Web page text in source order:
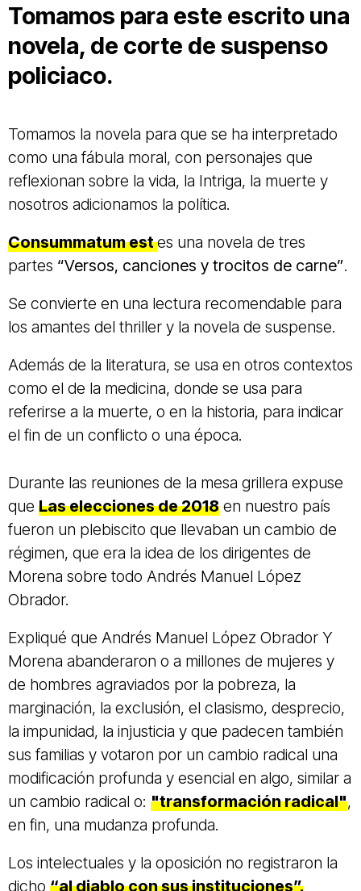
Tomamos para este escrito una
novela, de corte de suspenso
policiaco.
Tomamos la novela para que se ha interpretado
como una fábula moral, con personajes que
reflexionan sobre la vida, la Intriga, la muerte y
nosotros adicionamos la política.
Consummatum estes una novela de tres
partes “Versos, canciones y trocitos de carne”.
Se convierte en una lectura recomendable para
los amantes del thriller y la novela de suspense.
Además de la literatura, se usa en otros contextos
como el de la medicina, donde se usa para
referirse a la muerte, o en la historia, para indicar
el fin de un conflicto o una época.
Durante las reuniones de la mesa grillera expuse
que Las elecciones de 2018 en nuestro país
fueron un plebiscito que llevaban un cambio de
régimen, que era la idea de los dirigentes de
Morena sobre todo Andrés Manuel López
Obrador.
Expliqué que Andrés Manuel López Obrador Y
Morena abanderaron o a millones de mujeres y
de hombres agraviados por la pobreza, la
marginación, la exclusión, el clasismo, desprecio,
la impunidad, la injusticia y que padecen también
sus familias y votaron por un cambio radical una
modificación profunda y esencial en algo, similar a
un cambio radical o: "transformación radical",
en fin, una mudanza profunda.
Los intelectuales y la oposición no registraron la
dicho “al diablo con sus instituciones”.